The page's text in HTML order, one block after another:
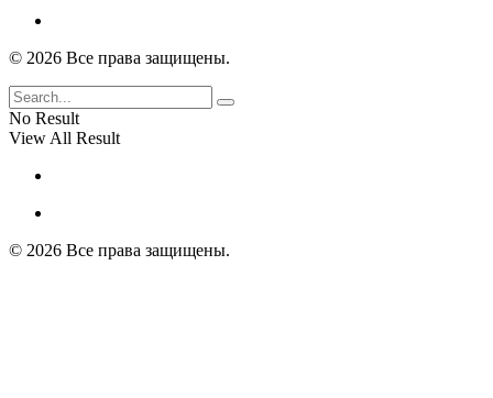
© 2026 Все права защищены.
No Result
View All Result
© 2026 Все права защищены.